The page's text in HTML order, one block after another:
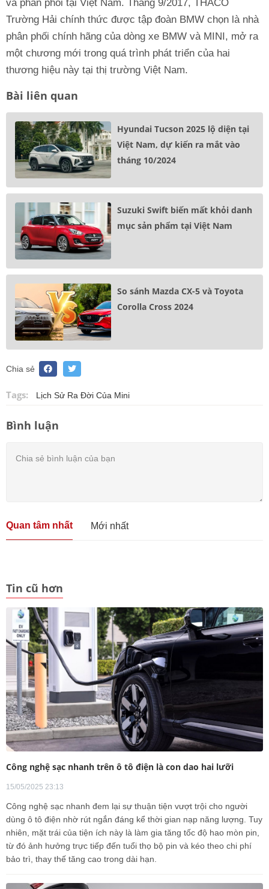
và phân phối tại Việt Nam. Tháng 9/2017, THACO
Trường Hải chính thức được tập đoàn BMW chọn là nhà
phân phối chính hãng của dòng xe BMW và MINI, mở ra
một chương mới trong quá trình phát triển của hai
thương hiệu này tại thị trường Việt Nam.
Bài liên quan
Hyundai Tucson 2025 lộ diện tại
Việt Nam, dự kiến ra mắt vào
tháng 10/2024
Suzuki Swift biến mất khỏi danh
mục sản phẩm tại Việt Nam
So sánh Mazda CX-5 và Toyota
Corolla Cross 2024
Chia sẻ
Tags: Lịch Sử Ra Đời Của Mini
Bình luận
Quan tâm nhất Mới nhất
Tin cũ hơn
Công nghệ sạc nhanh trên ô tô điện là con dao hai lưỡi
15/05/2025 23:13
Công nghệ sạc nhanh đem lại sự thuận tiện vượt trội cho người
dùng ô tô điện nhờ rút ngắn đáng kể thời gian nạp năng lượng. Tuy
nhiên, mặt trái của tiện ích này là làm gia tăng tốc độ hao mòn pin,
từ đó ảnh hưởng trực tiếp đến tuổi thọ bộ pin và kéo theo chi phí
bảo trì, thay thế tăng cao trong dài hạn.